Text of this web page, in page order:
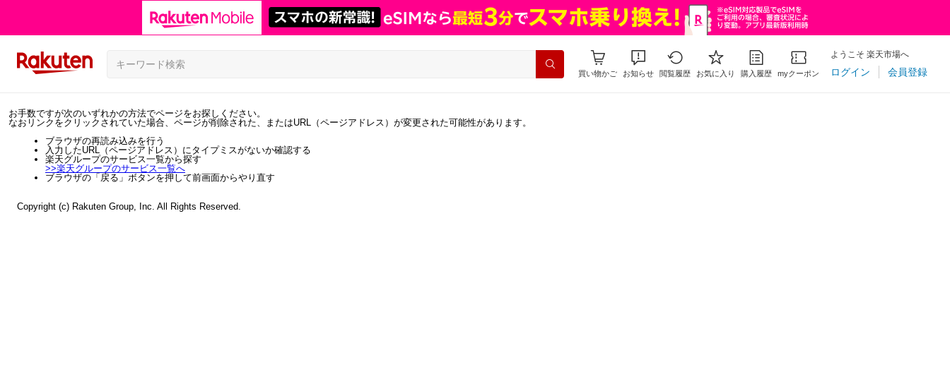
買い物かご お知らせ 閲覧履歴 お気に入り 購入履歴 myクーポン
ようこそ 楽天市場へ
ログイン 会員登録
お手数ですが次のいずれかの方法でページをお探しください。
なおリンクをクリックされていた場合、ページが削除された、またはURL（ページアドレス）が変更された可能性があります。
ブラウザの再読み込みを行う
入力したURL（ページアドレス）にタイプミスがないか確認する
楽天グループのサービス一覧から探す
>>楽天グループのサービス一覧へ
ブラウザの「戻る」ボタンを押して前画面からやり直す
Copyright (c) Rakuten Group, Inc. All Rights Reserved.